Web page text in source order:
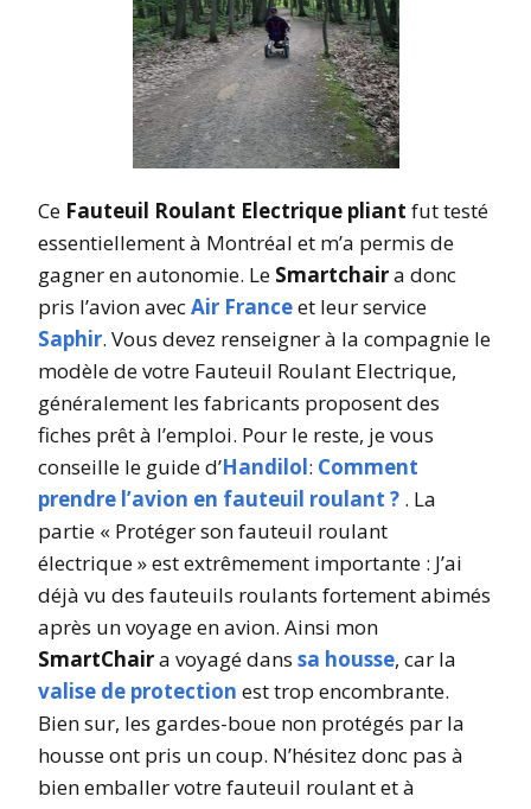
Ce Fauteuil Roulant Electrique pliant fut testé
essentiellement à Montréal et m’a permis de
gagner en autonomie. Le Smartchaira donc
pris l’avion avecAir Franceet leur service
Saphir. Vous devez renseigner à la compagnie le
modèle de votre Fauteuil Roulant Electrique,
généralement les fabricants proposent des
fiches prêt à l’emploi. Pour le reste, je vous
conseille le guide d’Handilol: Comment
prendre l’avion en fauteuil roulant ? . La
partie « Protéger son fauteuil roulant
électrique » est extrêmement importante : J’ai
déjà vu des fauteuils roulants fortement abimés
après un voyage en avion. Ainsi mon
SmartChaira voyagé dans sa housse, car la
valise de protection est trop encombrante.
Bien sur, les gardes-boue non protégés par la
housse ont pris un coup. N’hésitez donc pas à
bien emballer votre fauteuil roulant et à